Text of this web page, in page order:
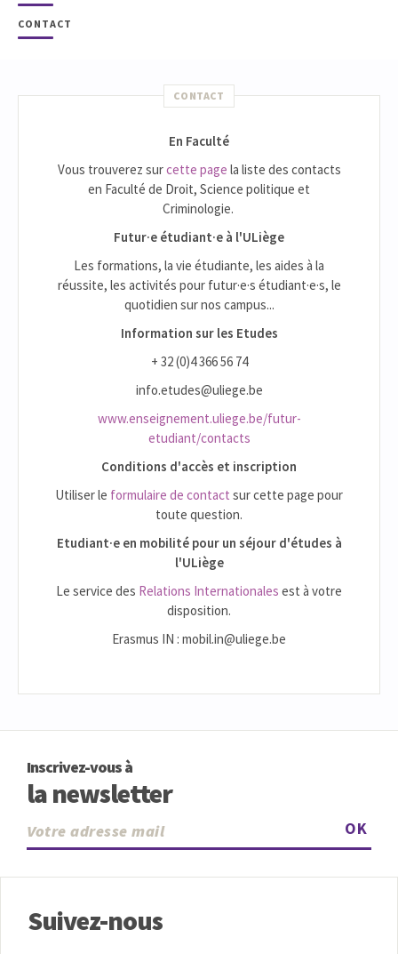
CONTACT
CONTACT
En Faculté
Vous trouverez surcette page la liste des contacts
en Faculté de Droit, Science politique et
Criminologie.
Futur·e étudiant·e à l'ULiège
Les formations, la vie étudiante, les aides à la
réussite, les activités pour futur·e·s étudiant·e·s, le
quotidien sur nos campus...
Information sur les Etudes
+ 32 (0)4 366 56 74
info.etudes@uliege.be
www.enseignement.uliege.be/futur-
etudiant/contacts
Conditions d'accès et inscription
Utiliser le formulaire de contact sur cette page pour
toute question.
Etudiant·e en mobilité pour un séjour d'études à
l'ULiège
Le service des Relations Internationales est à votre
disposition.
Erasmus IN : mobil.in@uliege.be
Inscrivez-vous à
la newsletter
OK
Suivez-nous